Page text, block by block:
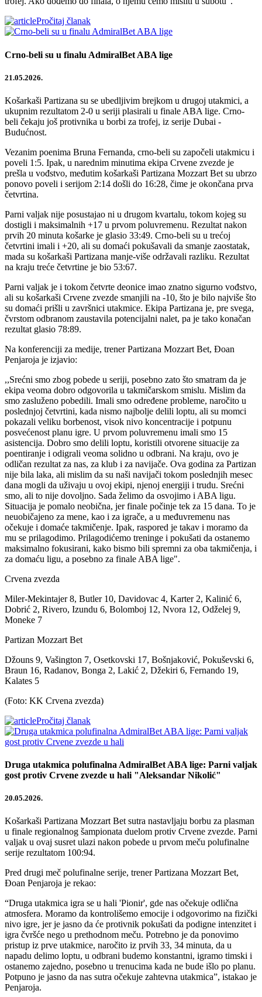
Pročitaj članak
Crno-beli su u finalu AdmiralBet ABA lige
21.05.2026.
Košarkaši Partizana su se ubedljivim brejkom u drugoj utakmici, a
ukupnim rezultatom 2-0 u seriji plasirali u finale ABA lige. Crno-
beli čekaju još protivnika u borbi za trofej, iz serije Dubai -
Budućnost.
Vezanim poenima Bruna Fernanda, crno-beli su započeli utakmicu i
poveli 1:5. Ipak, u narednim minutima ekipa Crvene zvezde je
prešla u vođstvo, međutim košarkaši Partizana Mozzart Bet su ubrzo
ponovo poveli i serijom 2:14 došli do 16:28, čime je okončana prva
četvrtina.
Parni valjak nije posustajao ni u drugom kvartalu, tokom kojeg su
dostigli i maksimalnih +17 u prvom poluvremenu. Rezultat nakon
prvih 20 minuta košarke je glasio 33:49. Crno-beli su u trećoj
četvrtini imali i +20, ali su domaći pokušavali da smanje zaostatak,
mada su košarkaši Partizana manje-više održavali razliku. Rezultat
na kraju treće četvrtine je bio 53:67.
Parni valjak je i tokom četvrte deonice imao znatno sigurno vođstvo,
ali su košarkaši Crvene zvezde smanjili na -10, što je bilo najviše što
su domaći prišli u završnici utakmice. Ekipa Partizana je, pre svega,
čvrstom odbranom zaustavila potencijalni nalet, pa je tako konačan
rezultat glasio 78:89.
Na konferenciji za medije, trener Partizana Mozzart Bet, Đoan
Penjaroja je izjavio:
,,Srećni smo zbog pobede u seriji, posebno zato što smatram da je
ekipa veoma dobro odgovorila u takmičarskom smislu. Mislim da
smo zasluženo pobedili. Imali smo određene probleme, naročito u
poslednjoj četvrtini, kada nismo najbolje delili loptu, ali su momci
pokazali veliku borbenost, visok nivo koncentracije i potpunu
posvećenost planu igre. U prvom poluvremenu imali smo 15
asistencija. Dobro smo delili loptu, koristili otvorene situacije za
poentiranje i odigrali veoma solidno u odbrani. Na kraju, ovo je
odličan rezultat za nas, za klub i za navijače. Ova godina za Partizan
nije bila laka, ali mislim da su naši navijači tokom poslednjih mesec
dana mogli da uživaju u ovoj ekipi, njenoj energiji i trudu. Srećni
smo, ali to nije dovoljno. Sada želimo da osvojimo i ABA ligu.
Situacija je pomalo neobična, jer finale počinje tek za 15 dana. To je
neuobičajeno za mene, kao i za igrače, a u međuvremenu nas
očekuje i domaće takmičenje. Ipak, raspored je takav i moramo da
mu se prilagodimo. Prilagodićemo treninge i pokušati da ostanemo
maksimalno fokusirani, kako bismo bili spremni za oba takmičenja, i
za domaću ligu, a posebno za finale ABA lige".
Crvena zvezda
Мiler-Mekintajer 8, Butler 10, Davidovac 4, Karter 2, Kalinić 6,
Dobrić 2, Rivero, Izundu 6, Bolomboj 12, Nvora 12, Odželej 9,
Moneke 7
Partizan Mozzart Bet
Džouns 9, Vašington 7, Osetkovski 17, Bošnjaković, Pokuševski 6,
Braun 16, Radanov, Bonga 2, Lakić 2, Džekiri 6, Fernando 19,
Kalates 5
(Foto: KK Crvena zvezda)
Pročitaj članak
Druga utakmica polufinalna AdmiralBet ABA lige: Parni valjak
gost protiv Crvene zvezde u hali "Aleksandar Nikolić"
20.05.2026.
Košarkaši Partizana Mozzart Bet sutra nastavljaju borbu za plasman
u finale regionalnog šampionata duelom protiv Crvene zvezde. Parni
valjak u ovaj susret ulazi nakon pobede u prvom meču polufinalne
serije rezultatom 100:94.
Pred drugi meč polufinalne serije, trener Partizana Mozzart Bet,
Đoan Penjaroja je rekao:
“Druga utakmica igra se u hali 'Pionir', gde nas očekuje odlična
atmosfera. Moramo da kontrolišemo emocije i odgovorimo na fizički
nivo igre, jer je jasno da će protivnik pokušati da podigne intenzitet i
igra čvršće nego u prethodnom meču. Potrebno je da ponovimo
pristup iz prve utakmice, naročito iz prvih 33, 34 minuta, da u
napadu delimo loptu, u odbrani budemo konstantni, igramo timski i
ostanemo zajedno, posebno u trenucima kada ne bude išlo po planu.
Potpuno je jasno da nas sutra očekuje zahtevna utakmica”, istakao je
Penjaroja.